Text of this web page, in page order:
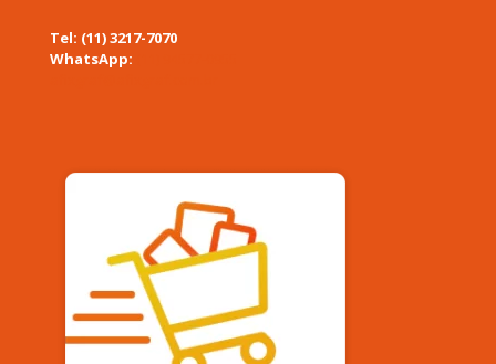
Tel: (11) 3217-7070
WhatsApp: